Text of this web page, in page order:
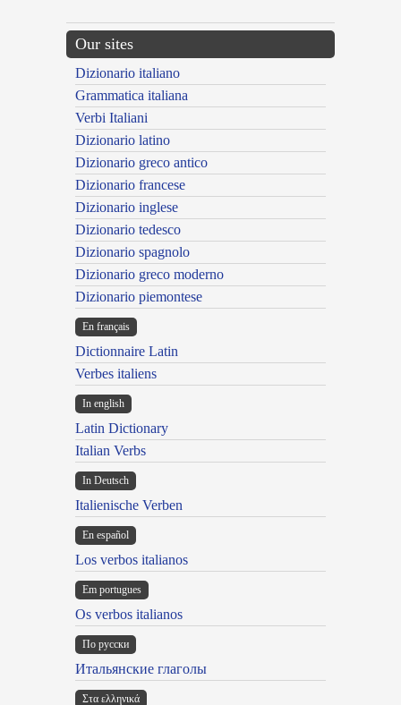
Our sites
Dizionario italiano
Grammatica italiana
Verbi Italiani
Dizionario latino
Dizionario greco antico
Dizionario francese
Dizionario inglese
Dizionario tedesco
Dizionario spagnolo
Dizionario greco moderno
Dizionario piemontese
En français
Dictionnaire Latin
Verbes italiens
In english
Latin Dictionary
Italian Verbs
In Deutsch
Italienische Verben
En español
Los verbos italianos
Em portugues
Os verbos italianos
По русски
Итальянские глаголы
Στα ελληνικά